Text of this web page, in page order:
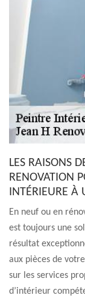
LES RAISONS
RENOVATION
INTÉRIEURE À
En neuf ou en
est toujours une
résultat
aux pièces de
sur les services
d’intérieur